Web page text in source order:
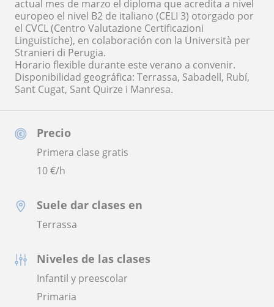
Precio
Primera clase gratis
10€/h
Suele dar clases en
Terrassa
Niveles de las clases
Infantil y preescolar
Primaria
actual mes de marzo el diploma que acredita a nivel
europeo el nivel B2 de italiano (CELI 3) otorgado por
el CVCL (Centro Valutazione Certificazioni
Linguistiche), en colaboración con la Università per
Stranieri di Perugia.
Horario flexible durante este verano a convenir.
Disponibilidad geográfica: Terrassa, Sabadell, Rubí,
Sant Cugat, Sant Quirze i Manresa.